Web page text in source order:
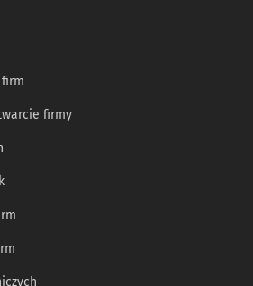
firmy